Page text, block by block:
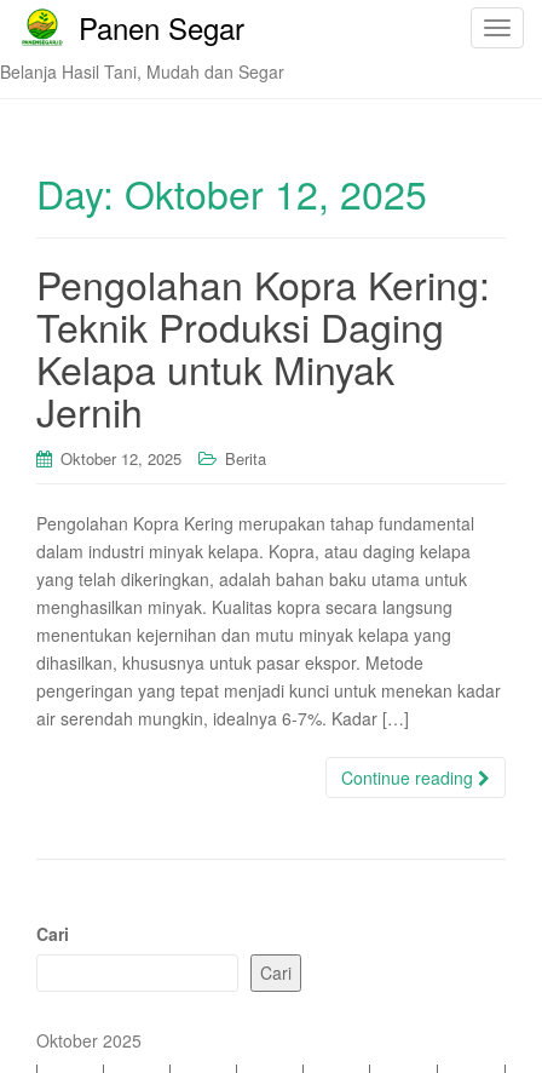
T
Panen Segar
Belanja Hasil Tani, Mudah dan Segar
Day: Oktober 12, 2025
Pengolahan Kopra Kering:
Teknik Produksi Daging
Kelapa untuk Minyak
Jernih
Oktober 12, 2025 Berita
Pengolahan Kopra Kering merupakan tahap fundamental
dalam industri minyak kelapa. Kopra, atau daging kelapa
yang telah dikeringkan, adalah bahan baku utama untuk
menghasilkan minyak. Kualitas kopra secara langsung
menentukan kejernihan dan mutu minyak kelapa yang
dihasilkan, khususnya untuk pasar ekspor. Metode
pengeringan yang tepat menjadi kunci untuk menekan kadar
air serendah mungkin, idealnya 6-7%. Kadar […]
Continue reading
Cari
Cari
Oktober 2025